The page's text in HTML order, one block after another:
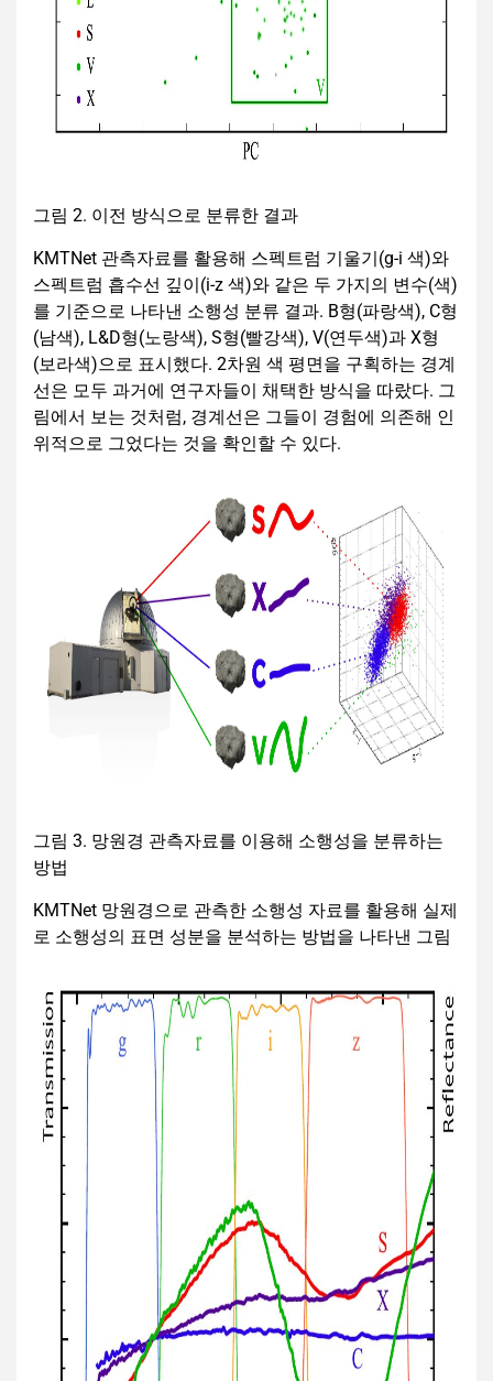
그림 2. 이전 방식으로 분류한 결과
KMTNet 관측자료를 활용해 스펙트럼 기울기(g-i 색)와
스펙트럼 흡수선 깊이(i-z 색)와 같은 두 가지의 변수(색)
를 기준으로 나타낸 소행성 분류 결과. B형(파랑색), C형
(남색), L&D형(노랑색), S형(빨강색), V(연두색)과 X형
(보라색)으로 표시했다. 2차원 색 평면을 구획하는 경계
선은 모두 과거에 연구자들이 채택한 방식을 따랐다. 그
림에서 보는 것처럼, 경계선은 그들이 경험에 의존해 인
위적으로 그었다는 것을 확인할 수 있다.
그림 3. 망원경 관측자료를 이용해 소행성을 분류하는
방법
KMTNet 망원경으로 관측한 소행성 자료를 활용해 실제
로 소행성의 표면 성분을 분석하는 방법을 나타낸 그림